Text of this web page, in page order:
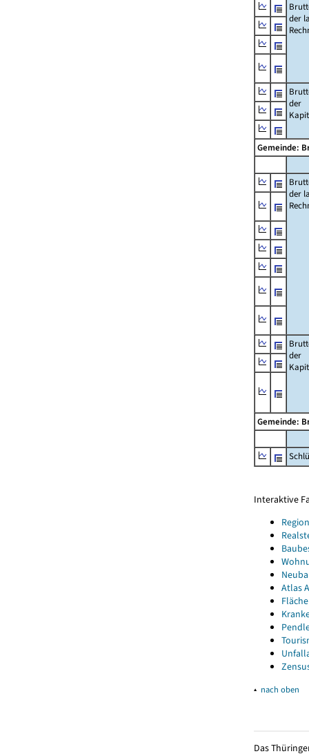
der
der
Gemeinde:
der
der
Gemeinde:
Interaktive
Atlas
▴ nach oben
Das